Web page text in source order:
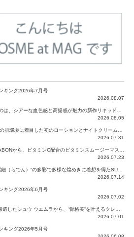
キング2026年7月号
2026.08.07
まもなくNARSから登場するのは、シアーな血色感と高揚感が魅力の新作リキッドブラッシュ「インセイシャブル リキッドブラッシュ」と、ゴールデンアワーに染まる空にインスピレーションを得た「アフターグロー リップシャイン」の新色！夏をハックして！
2026.08.05
リンクルショットから、シワの肌環境に着目した初のローションとナイトクリームが登場！デイリーケアで、シワ特有の肌環境を改善し、シワが目立たない肌へと導きます。
2026.07.31
ナチュラルコスメブランドSABONから、ビタミンC配合のビタミンスムージーマスク「ラディアンスマスク」と、ペパーミントにオーガニックハーブを凝縮したジェルの涼感トリートメント美容液「スカルプセラム リフレッシング」が登場！日々のデイリーケアで、過酷な猛暑で疲れた肌や頭皮をサポート、心地よくリフレッシュし、優しく肌を整えます。
2026.07.23
神秘的な輝きを秘めた技法“螺鈿（らでん）”の多彩で多様な煌めきに着想を得たSUQQUの2026 秋 カラーコレクションから登場するのは、艶然と輝くアイシャドウや偏光パールを配したフェイスカラー、繊細なパールの煌めくネイル、そしてそれらを際立てる“朧げな艶”を秘めた新リクイドリップ「ブラー リクイド リップ」。強さを秘めたまろやかな洗練の表情に。
2026.07.14
キング2026年6月号
2026.07.02
ブランド発祥の地“表参道”に帰還したシュウ ウエムラから、“骨格美“を叶えるクレヨンタイプのフェイスカラー「スカルプト クレヨン」と、ブランド初のリノベーションで進化した名品アイブロウ「ハード フォーミュラ ハード 10」が登場！
2026.07.01
キング2026年5月号